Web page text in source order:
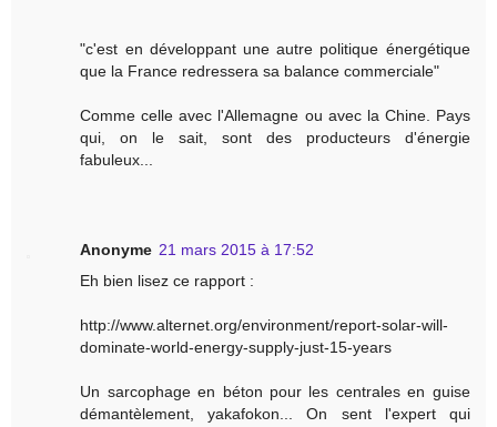
"c'est en développant une autre politique énergétique
que la France redressera sa balance commerciale"
Comme celle avec l'Allemagne ou avec la Chine. Pays
qui, on le sait, sont des producteurs d'énergie
fabuleux...
Anonyme 21 mars 2015 à 17:52
Eh bien lisez ce rapport :
http://www.alternet.org/environment/report-solar-will-
dominate-world-energy-supply-just-15-years
Un sarcophage en béton pour les centrales en guise
démantèlement, yakafokon... On sent l'expert qui